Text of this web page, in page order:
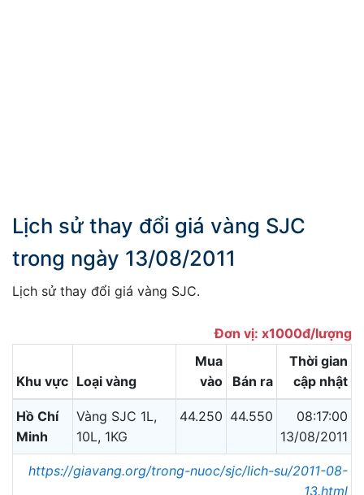
Lịch sử thay đổi giá vàng SJC
trong ngày 13/08/2011
Lịch sử thay đổi giá vàng SJC.
Đơn vị: x1000đ/lượng
Khu vực Loại vàng
Mua
vào
Bán ra
Thời gian
cập nhật
Hồ Chí
Minh
Vàng SJC 1L,
10L, 1KG
44.250 44.550
08:17:00
13/08/2011
https://giavang.org/trong-nuoc/sjc/lich-su/2011-08-
13.html